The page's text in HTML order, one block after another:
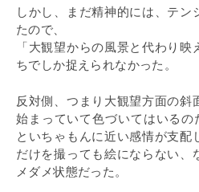
しかし、まだ精神的には、テン
たので、
「大観望からの風景と代わり
ちでしか捉えられなかった。
反対側、つまり大観望方面の
始まっていて色づいてはいる
といちゃもんに近い感情が支
だけを撮っても絵にならない、
メダメ状態だった。